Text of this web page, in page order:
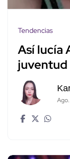
Tendencias
Así lucía
juventud